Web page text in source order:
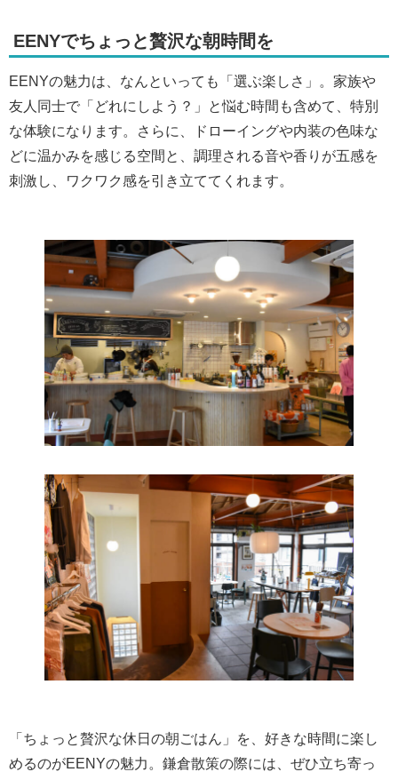
EENYでちょっと贅沢な朝時間を
EENYの魅力は、なんといっても「選ぶ楽しさ」。家族や
友人同士で「どれにしよう？」と悩む時間も含めて、特別
な体験になります。さらに、ドローイングや内装の色味な
どに温かみを感じる空間と、調理される音や香りが五感を
刺激し、ワクワク感を引き立ててくれます。
「ちょっと贅沢な休日の朝ごはん」を、好きな時間に楽し
めるのがEENYの魅力。鎌倉散策の際には、ぜひ立ち寄っ